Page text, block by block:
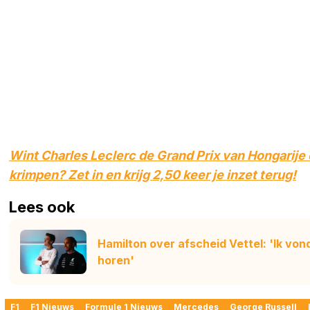
Wint Charles Leclerc de Grand Prix van
krimpen? Zet in en krijg 2,50 keer je inzet terug!
Lees ook
Hamilton over afscheid Vettel: 'Ik
horen'
F1 F1 Nieuws Formule 1 Nieuws Mercedes George Russell